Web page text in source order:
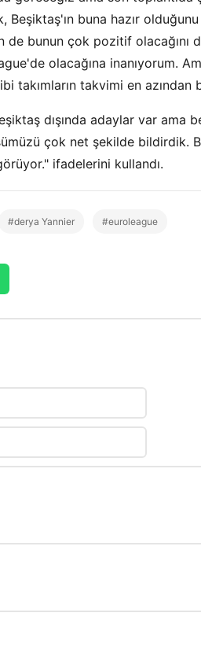
Beşiktaş'ın buna hazır
bunun çok pozitif olacağını
olacağına inanıyorum.
takımların takvimi en azından
dışında adaylar var ama
çok net şekilde bildirdik.
ifadelerini kullandı.
#derya Yannier #euroleague